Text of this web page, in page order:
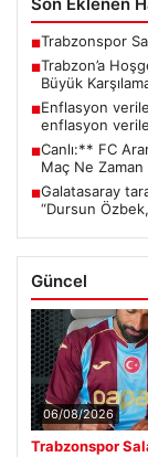
■Trabzonspor
■Trabzon’a
Büyük
■Enflasyon
enflasyon
■Canlı:** FC
Maç Ne Zaman
■Galatasaray
“Dursun
Güncel
06/08/2026
Trabzonspor